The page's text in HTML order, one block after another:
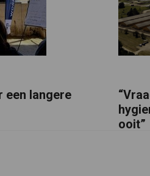
een langere
ooit”